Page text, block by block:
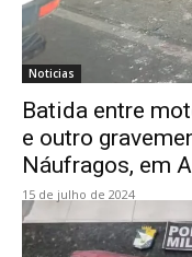
Noticias
Batida entre
e outro
Náufragos, em
15 de julho de 2024